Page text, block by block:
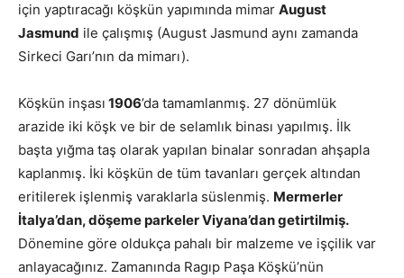
için yaptıracağı köşkün yapımında mimar August
Jasmund ile çalışmış (August Jasmund aynı zamanda
Sirkeci Garı’nın da mimarı).
Köşkün inşası 1906’da tamamlanmış. 27 dönümlük
arazide iki köşk ve bir de selamlık binası yapılmış. İlk
başta yığma taş olarak yapılan binalar sonradan ahşapla
kaplanmış. İki köşkün de tüm tavanları gerçek altından
eritilerek işlenmiş varaklarla süslenmiş. Mermerler
İtalya’dan, döşeme parkeler Viyana’dan getirtilmiş.
Dönemine göre oldukça pahalı bir malzeme ve işçilik var
anlayacağınız. Zamanında Ragıp Paşa Köşkü’nün